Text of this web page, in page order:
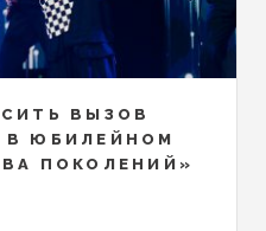
ВЫЗОВ
В ЮБИЛЕЙНОМ
ПОКОЛЕНИЙ»